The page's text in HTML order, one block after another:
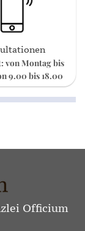
von Montag bis
9.00 bis 18.00
Officium